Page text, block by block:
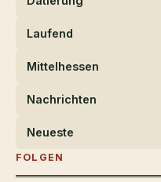
Laufend
Mittelhessen
Nachrichten
Neueste
FOLGEN